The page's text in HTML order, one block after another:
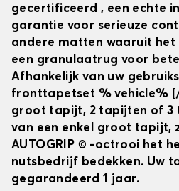
gecertificeerd, een echte
garantie voor serieuze
andere matten waaruit het
een granulaatrug voor
Afhankelijk van uw
fronttapetset % vehicle%
groot tapijt, 2 tapijten of 3
van een enkel groot tapijt,
AUTOGRIP © -octrooi het
nutsbedrijf bedekken. Uw
gegarandeerd 1 jaar.